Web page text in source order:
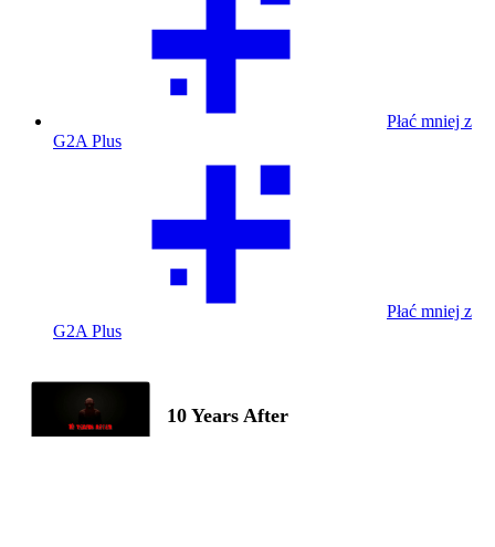
Płać mniej z
G2A Plus
Płać mniej z
G2A Plus
10 Years After